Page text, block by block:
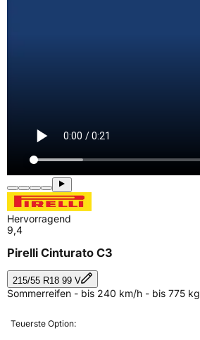
Hervorragend
9,4
Pirelli Cinturato C3
215/55 R18 99 V
Sommerreifen - bis 240 km/h - bis 775 kg
Teuerste Option: